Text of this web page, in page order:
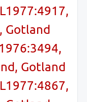
Gotland
Gotland